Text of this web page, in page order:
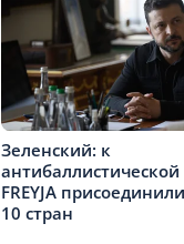
Зеленский: к
антибаллистической
FREYJA
10 стран